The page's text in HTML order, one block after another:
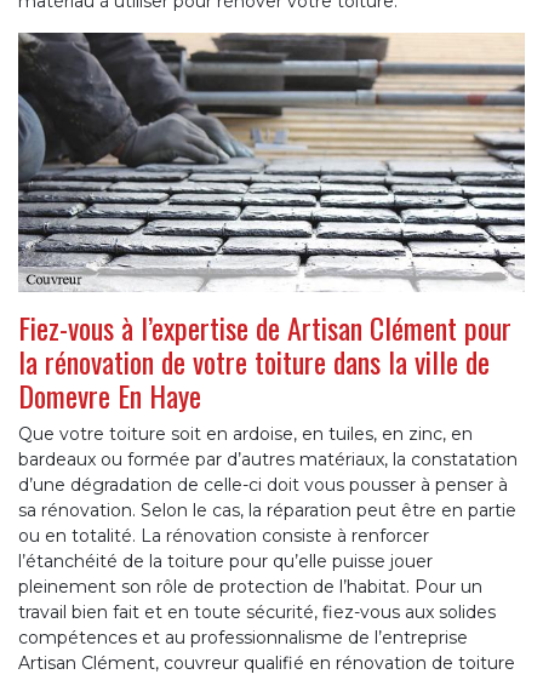
Fiez-vous à l’expertise de Artisan Clément pour
la rénovation de votre toiture dans la ville de
Domevre En Haye
Que votre toiture soit en ardoise, en tuiles, en zinc, en
bardeaux ou formée par d’autres matériaux, la constatation
d’une dégradation de celle-ci doit vous pousser à penser à
sa rénovation. Selon le cas, la réparation peut être en partie
ou en totalité. La rénovation consiste à renforcer
l’étanchéité de la toiture pour qu’elle puisse jouer
pleinement son rôle de protection de l’habitat. Pour un
travail bien fait et en toute sécurité, fiez-vous aux solides
compétences et au professionnalisme de l’entreprise
Artisan Clément, couvreur qualifié en rénovation de toiture